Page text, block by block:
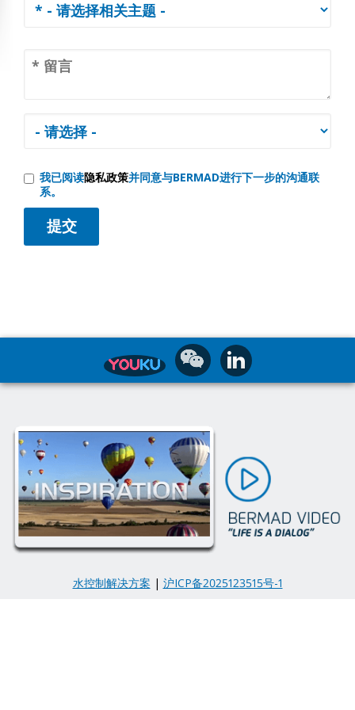
我已阅读隐私政策并同意与BERMAD进行下一步的沟通联
系。
水控制解决方案 | 沪ICP备2025123515号-1